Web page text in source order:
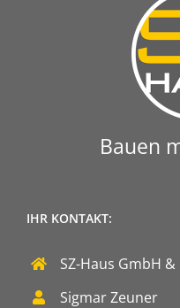
Bauen
IHR KONTAKT:
SZ-Haus GmbH &
Sigmar Zeuner